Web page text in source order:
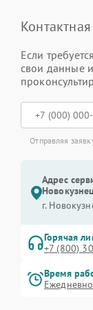
Если
свои данные
Отправляя
Адрес
г.
Горячая
+7 (800)
Время